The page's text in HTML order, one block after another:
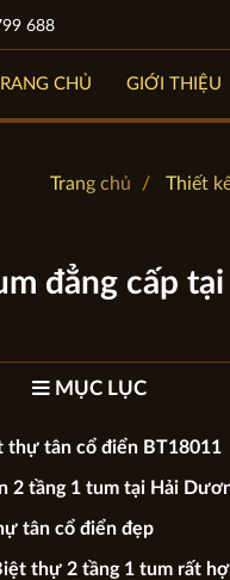
688
CHỦ GIỚI THIỆU
Trang chủ Thiết
đẳng cấp
MỤC LỤC
thự tân cổ điển BT18011
2 tầng 1 tum tại Hải
tân cổ điển đẹp
thự 2 tầng 1 tum rất